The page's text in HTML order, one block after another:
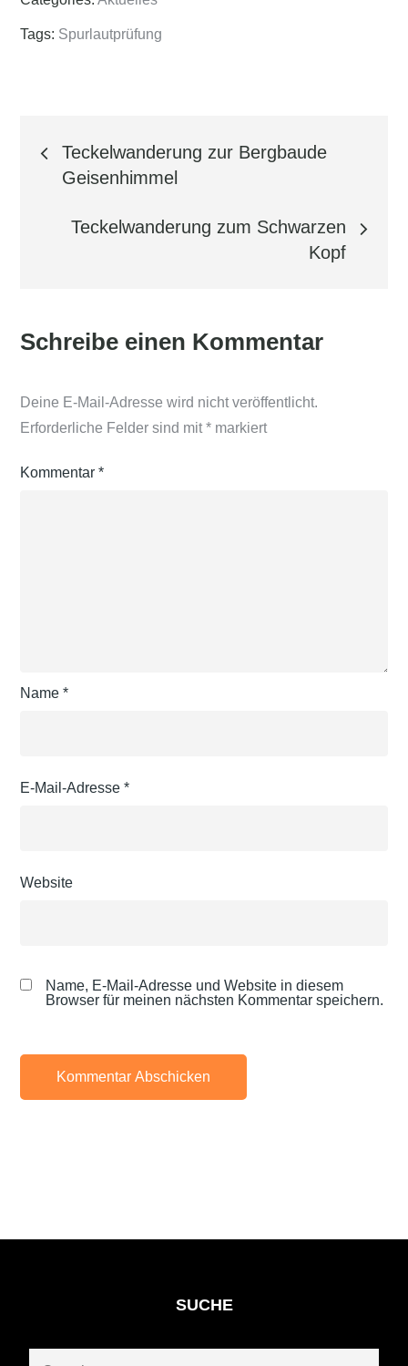
Tags: Spurlautprüfung
Beitragsnavigation
Teckelwanderung zur Bergbaude
Geisenhimmel
Teckelwanderung zum Schwarzen
Kopf
Schreibe einen Kommentar
Deine E-Mail-Adresse wird nicht veröffentlicht.
Erforderliche Felder sind mit* markiert
Kommentar*
Name*
E-Mail-Adresse*
Website
Name, E-Mail-Adresse und Website in diesem
Browser für meinen nächsten Kommentar speichern.
SUCHE